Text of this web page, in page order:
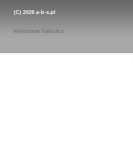
(C) 2026 a-b-s.pl
Wykonanie Galactica